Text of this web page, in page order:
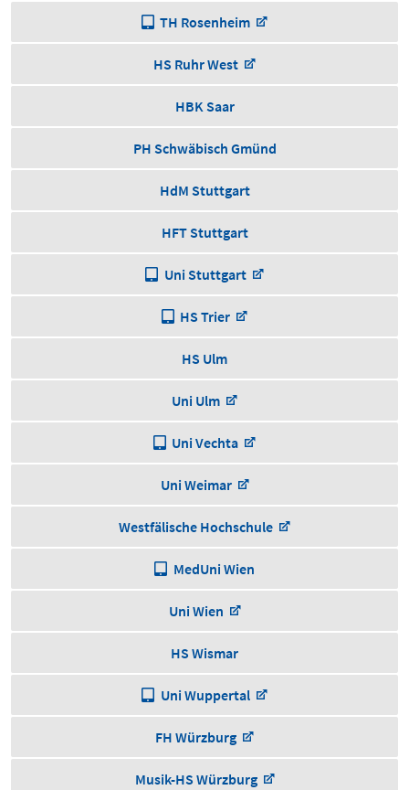
TH Rosenheim
HS Ruhr West
HBK Saar
PH Schwäbisch Gmünd
HdM Stuttgart
HFT Stuttgart
Uni Stuttgart
HS Trier
HS Ulm
Uni Ulm
Uni Vechta
Uni Weimar
Westfälische Hochschule
MedUni Wien
Uni Wien
HS Wismar
Uni Wuppertal
FH Würzburg
Musik-HS Würzburg